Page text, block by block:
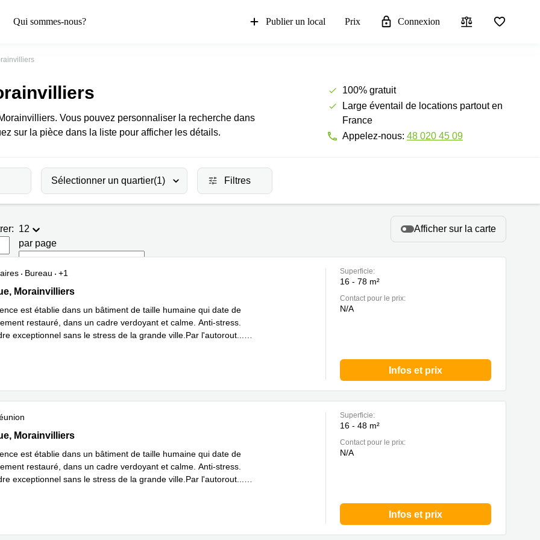
Qui sommes-nous? Publier un local Prix Connexion
Vous pouvez personnaliser la recherche dans
sur la pièce dans la liste pour afficher les détails.
100% gratuit
Large éventail de locations partout en
France
Appelez-nous: 48 020 45 09
Sélectionner un quartier(1) Filtres
12
par page
Afficher sur la carte
Bureau
+1
rue, Morainvilliers, Morainvilliers
Morainvilliers
est établie dans un bâtiment de taille humaine qui date de
restauré, dans un cadre verdoyant et calme. Anti-stress.
exceptionnel sans le stress de la grande ville.Par l'autorout
Superficie:
16 - 78 m²
Contact pour le prix:
N/A
Infos et prix
rue, Morainvilliers, Morainvilliers
Morainvilliers
est établie dans un bâtiment de taille humaine qui date de
restauré, dans un cadre verdoyant et calme. Anti-stress.
exceptionnel sans le stress de la grande ville.Par l'autorout
Superficie:
16 - 48 m²
Contact pour le prix:
N/A
Infos et prix